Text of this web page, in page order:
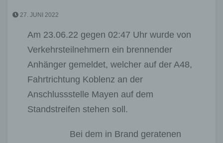
27. JUNI 2022
Am 23.06.22 gegen 02:47 Uhr wurde von
Verkehrsteilnehmern ein brennender
Anhänger gemeldet, welcher auf der A48,
Fahrtrichtung Koblenz an der
Anschlussstelle Mayen auf dem
Standstreifen stehen soll.
Bei dem in Brand geratenen